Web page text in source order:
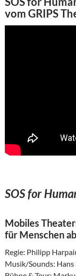
vom GRIPS
SOS for
Mobiles
für Menschen
Regie: Philipp
Musik/Sounds: